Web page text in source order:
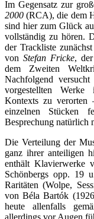
Im Gegensatz zur
2000 (RCA), die dem
sind hier zum Glück
vollständig zu hören.
der Trackliste
von Stefan Fricke,
dem Zweiten
Nachfolgend
vorgestellten Werke
Kontexts zu verorten
einzelnen Stücken
Besprechung natürlich
Die Verteilung der
ganz ihrer anteiligen
enthält Klavierwerke
Schönbergs opp. 19
Raritäten (Wolpe,
von Béla Bartók
heute allenfalls
allerdings vor Augen